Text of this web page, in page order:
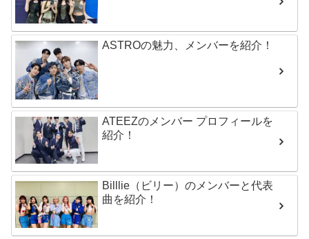
ASTROの魅力、メンバーを紹介！
ATEEZのメンバー プロフィールを
紹介！
Billlie（ビリー）のメンバーと代表
曲を紹介！